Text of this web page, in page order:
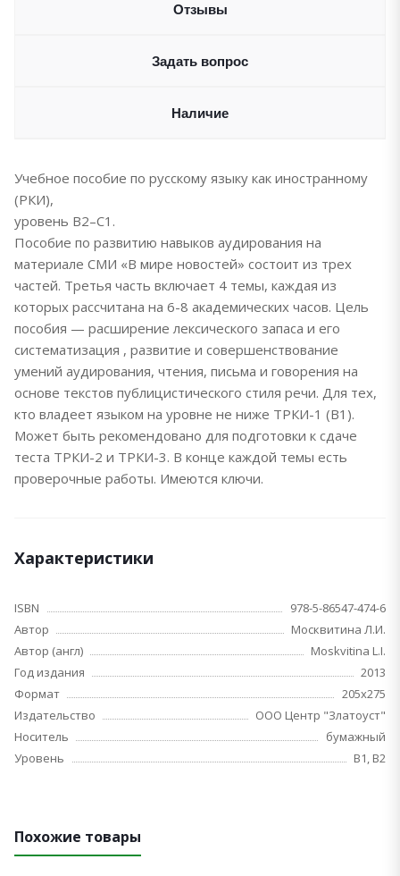
Отзывы
Задать вопрос
Наличие
Учебное пособие по русскому языку как иностранному
(РКИ),
уровень B2–C1.
Пособие по развитию навыков аудирования на
материале СМИ «В мире новостей» состоит из трех
частей. Третья часть включает 4 темы, каждая из
которых рассчитана на 6-8 академических часов. Цель
пособия — расширение лексического запаса и его
систематизация , развитие и совершенствование
умений аудирования, чтения, письма и говорения на
основе текстов публицистического стиля речи. Для тех,
кто владеет языком на уровне не ниже ТРКИ-1 (В1).
Может быть рекомендовано для подготовки к сдаче
теста ТРКИ-2 и ТРКИ-3. В конце каждой темы есть
проверочные работы. Имеются ключи.
Характеристики
ISBN
978-5-86547-474-6
Автор
Москвитина Л.И.
Автор (англ)
Moskvitina L.I.
Год издания
2013
Формат
205х275
Издательство
ООО Центр "Златоуст"
Носитель
бумажный
Уровень
B1, B2
Похожие товары